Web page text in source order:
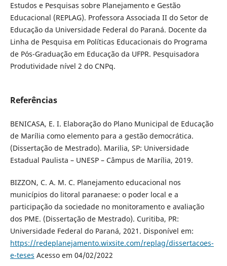
Estudos e Pesquisas sobre Planejamento e Gestão
Educacional (REPLAG). Professora Associada II do Setor de
Educação da Universidade Federal do Paraná. Docente da
Linha de Pesquisa em Políticas Educacionais do Programa
de Pós-Graduação em Educação da UFPR. Pesquisadora
Produtividade nível 2 do CNPq.
Referências
BENICASA, E. I. Elaboração do Plano Municipal de Educação
de Marília como elemento para a gestão democrática.
(Dissertação de Mestrado). Marilia, SP: Universidade
Estadual Paulista – UNESP – Câmpus de Marília, 2019.
BIZZON, C. A. M. C. Planejamento educacional nos
municípios do litoral paranaese: o poder local e a
participação da sociedade no monitoramento e avaliação
dos PME. (Dissertação de Mestrado). Curitiba, PR:
Universidade Federal do Paraná, 2021. Disponível em:
https://redeplanejamento.wixsite.com/replag/dissertacoes-
e-teses Acesso em 04/02/2022